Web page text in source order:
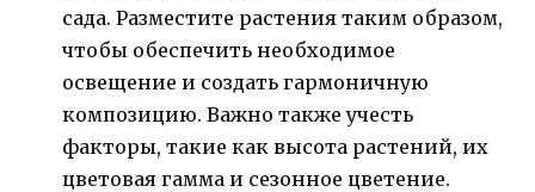
сада. Разместите растения таким образом,
чтобы обеспечить необходимое
освещение и создать гармоничную
композицию. Важно также учесть
факторы, такие как высота растений, их
цветовая гамма и сезонное цветение.